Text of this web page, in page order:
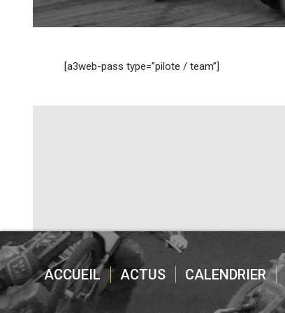
[a3web-pass type=”pilote / team”]
ACCUEIL ACTUS CALENDRIER